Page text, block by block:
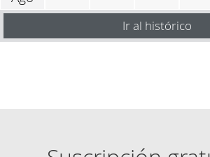
Ir al histórico